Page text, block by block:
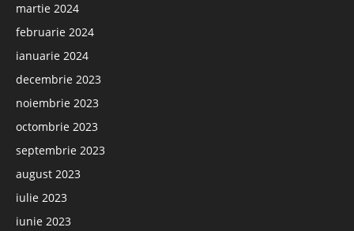
martie 2024
februarie 2024
ianuarie 2024
decembrie 2023
noiembrie 2023
octombrie 2023
septembrie 2023
august 2023
iulie 2023
iunie 2023